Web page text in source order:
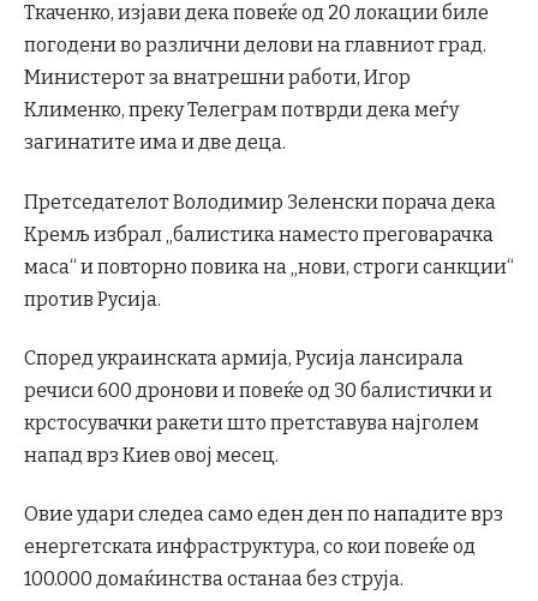
Ткаченко, изјави дека повеќе од 20 локации биле
погодени во различни делови на главниот град.
Министерот за внатрешни работи, Игор
Клименко, преку Телеграм потврди дека меѓу
загинатите има и две деца.
Претседателот Володимир Зеленски порача дека
Кремљ избрал „балистика наместо преговарачка
маса“ и повторно повика на „нови, строги санкции“
против Русија.
Според украинската армија, Русија лансирала
речиси 600 дронови и повеќе од 30 балистички и
крстосувачки ракети што претставува најголем
напад врз Киев овој месец.
Овие удари следеа само еден ден по нападите врз
енергетската инфраструктура, со кои повеќе од
100.000 домаќинства останаа без струја.